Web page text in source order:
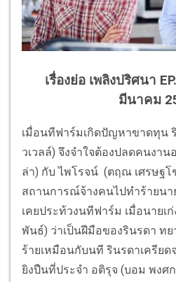
เรื่องย่อ เพลิงปริศนา
มีนาคม
เมื่อนทีฟาร์มเกิดปัญหาขาดทุน
วเวลล์) จึงจำใจต้องปลดคนงา
ล่า) กับ ไพโรจน์ (ตฤณ เศรษฐ
สถานการณ์จ้างคนไปทำร้ายนา
เคยประท้วงนทีฟาร์ม เมื่อนายเ
พันธ์) ว่าเป็นฝีมือของรินรดา ท
ร้ายเหมือนกับนที รินรดาเครีย
ยิงปืนที่ประจำ อติรุจ (บอม พงศ